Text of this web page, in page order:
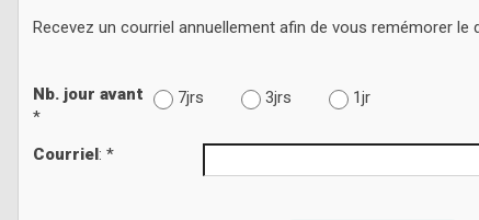
Recevez un courriel annuellement afin de vous remémorer le
Nb. jour avant
*
7jrs 3jrs 1jr
Courriel: *